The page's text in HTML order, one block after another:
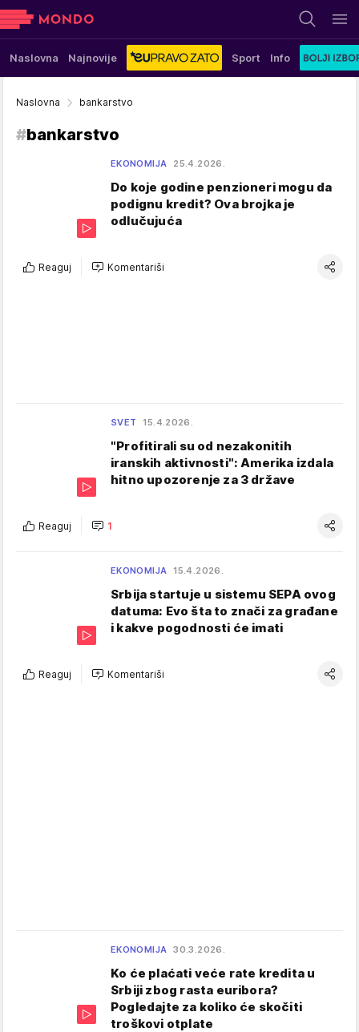
Naslovna Najnovije Sport Info
Naslovna bankarstvo
#bankarstvo
EKONOMIJA 25.4.2026.
Do koje godine penzioneri mogu da
podignu kredit? Ova brojka je
odlučujuća
Reaguj Komentariši
SVET 15.4.2026.
"Profitirali su od nezakonitih
iranskih aktivnosti": Amerika izdala
hitno upozorenje za 3 države
Reaguj 1
EKONOMIJA 15.4.2026.
Srbija startuje u sistemu SEPA ovog
datuma: Evo šta to znači za građane
i kakve pogodnosti će imati
Reaguj Komentariši
EKONOMIJA 30.3.2026.
Ko će plaćati veće rate kredita u
Srbiji zbog rasta euribora?
Pogledajte za koliko će skočiti
troškovi otplate